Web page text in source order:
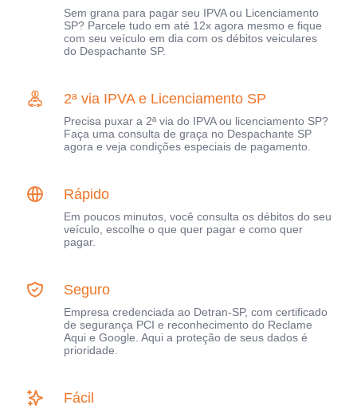
Sem grana para pagar seu IPVA ou Licenciamento
SP? Parcele tudo em até 12x agora mesmo e fique
com seu veículo em dia com os débitos veiculares
do Despachante SP.
2ª via IPVA e Licenciamento SP
Precisa puxar a 2ª via do IPVA ou licenciamento SP?
Faça uma consulta de graça no Despachante SP
agora e veja condições especiais de pagamento.
Rápido
Em poucos minutos, você consulta os débitos do seu
veículo, escolhe o que quer pagar e como quer
pagar.
Seguro
Empresa credenciada ao Detran-SP, com certificado
de segurança PCI e reconhecimento do Reclame
Aqui e Google. Aqui a proteção de seus dados é
prioridade.
Fácil